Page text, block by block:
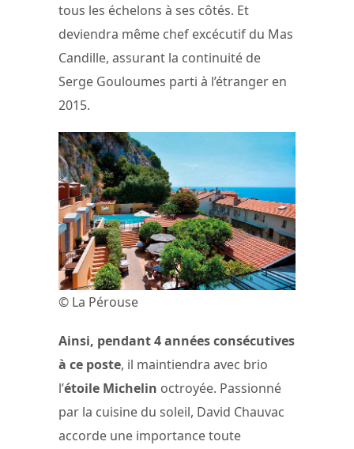
tous les échelons à ses côtés. Et
deviendra même chef excécutif du Mas
Candille, assurant la continuité de
Serge Gouloumes parti à l’étranger en
2015.
© La Pérouse
Ainsi, pendant 4 années consécutives
à ce poste, il maintiendra avec brio
l’étoile Michelin octroyée. Passionné
par la cuisine du soleil, David Chauvac
accorde une importance toute